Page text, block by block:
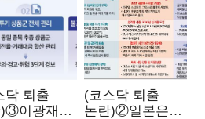
닥 퇴출
이광재
(코스닥 퇴출
논란)②일본은